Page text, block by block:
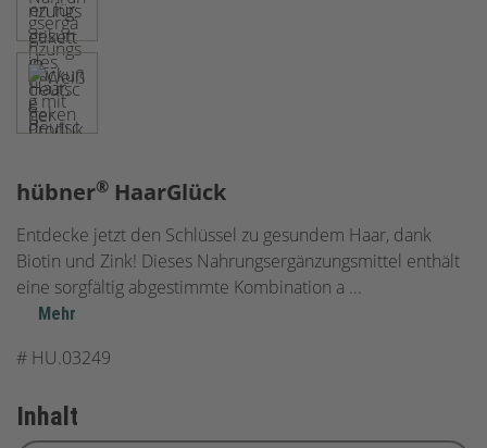
hübner® HaarGlück
Entdecke jetzt den Schlüssel zu gesundem Haar, dank
Biotin und Zink! Dieses Nahrungsergänzungsmittel enthält
eine sorgfältig abgestimmte Kombination a ...
Mehr
# HU.03249
Inhalt